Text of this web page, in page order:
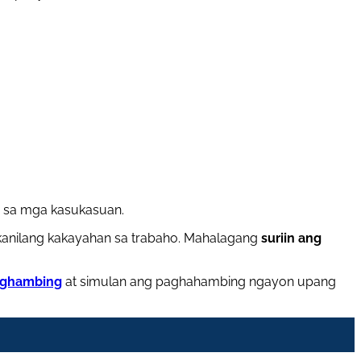
mga kasukasuan.
kakayahan sa trabaho. Mahalagang suriin ang
at simulan ang paghahambing ngayon upang